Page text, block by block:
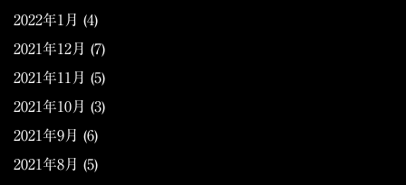
2022年1月 (4)
2021年12月 (7)
2021年11月 (5)
2021年10月 (3)
2021年9月 (6)
2021年8月 (5)